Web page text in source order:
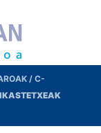
/ C-
IKASTETXEAK